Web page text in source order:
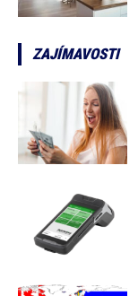
ZAJÍMAVOSTI